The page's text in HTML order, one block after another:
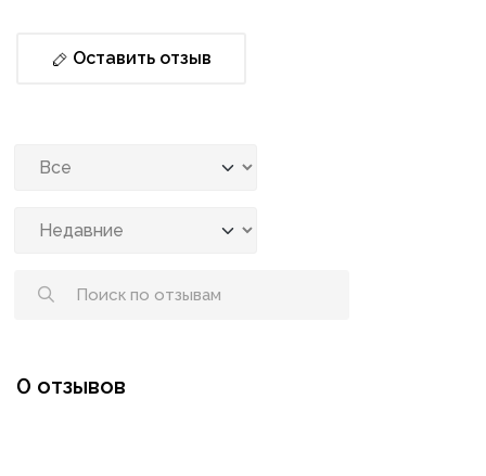
Оставить отзыв
0 отзывов